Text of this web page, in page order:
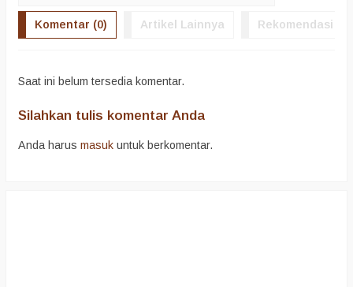
Komentar (0) Artikel Lainnya Rekomendasi
Saat ini belum tersedia komentar.
Silahkan tulis komentar Anda
Anda harus masuk untuk berkomentar.